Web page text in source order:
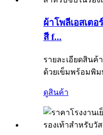
ผ้าโพลีเอสเต
สี f...
รายละเอียดสินค้
ด้วยเข็มพร้อมพิม
ดูสินค้า